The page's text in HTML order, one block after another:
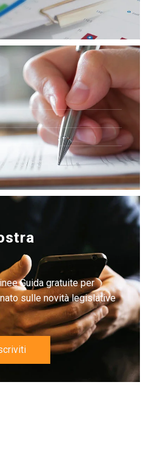
Guida gratuite per
sulle novità legislative